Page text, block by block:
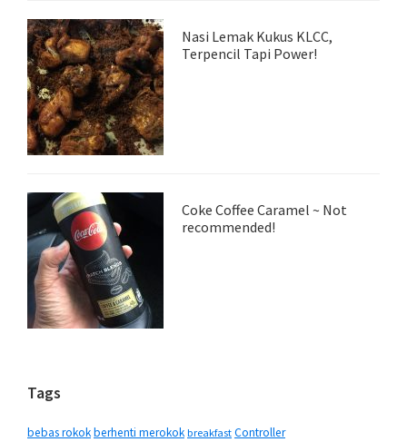
Nasi Lemak Kukus KLCC,
Terpencil Tapi Power!
Coke Coffee Caramel ~ Not
recommended!
Tags
bebas rokokberhenti merokok breakfast Controller